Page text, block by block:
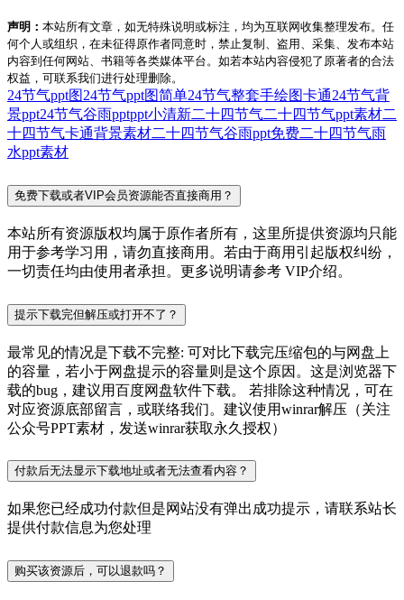
声明： 本站所有文章，如无特殊说明或标注，均为互联网收集整理发布。任
何个人或组织，在未征得原作者同意时，禁止复制、盗用、采集、发布本站
内容到任何网站、书籍等各类媒体平台。如若本站内容侵犯了原著者的合法
权益，可联系我们进行处理删除。
24节气ppt图24节气ppt图简单24节气整套手绘图卡通24节气背
景ppt24节气谷雨pptppt小清新二十四节气二十四节气ppt素材二
十四节气卡通背景素材二十四节气谷雨ppt免费二十四节气雨
水ppt素材
免费下载或者VIP会员资源能否直接商用？
本站所有资源版权均属于原作者所有，这里所提供资源均只能
用于参考学习用，请勿直接商用。若由于商用引起版权纠纷，
一切责任均由使用者承担。更多说明请参考 VIP介绍。
提示下载完但解压或打开不了？
最常见的情况是下载不完整: 可对比下载完压缩包的与网盘上
的容量，若小于网盘提示的容量则是这个原因。这是浏览器下
载的bug，建议用百度网盘软件下载。 若排除这种情况，可在
对应资源底部留言，或联络我们。建议使用winrar解压（关注
公众号PPT素材，发送winrar获取永久授权）
付款后无法显示下载地址或者无法查看内容？
如果您已经成功付款但是网站没有弹出成功提示，请联系站长
提供付款信息为您处理
购买该资源后，可以退款吗？